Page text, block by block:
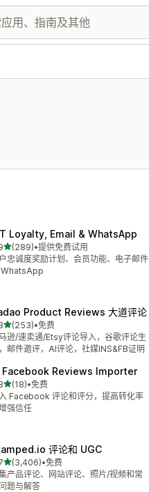
Loyalty, Email & WhatsApp
星（满分 5 星）
(289)
289 条评论
•提供免费试用
忠诚度奖励计划、会员功能、电子邮件
WhatsApp
Product Reviews 大道评论
星（满分 5 星）
(253)
253 条评论
•免费
逊/速卖通/Etsy评论导入，谷歌评论生
邮件邀评，AI评论，社媒INS&FB证明
Facebook Reviews Importer
星（满分 5 星）
(18)
18 条评论
•免费
Facebook 评论和评分，提高转化率
强信任
评论和 UGC
星（满分 5 星）
(3,406)
3406 条评论
•免费
产品评论、网站评论、照片/视频和常
题与解答